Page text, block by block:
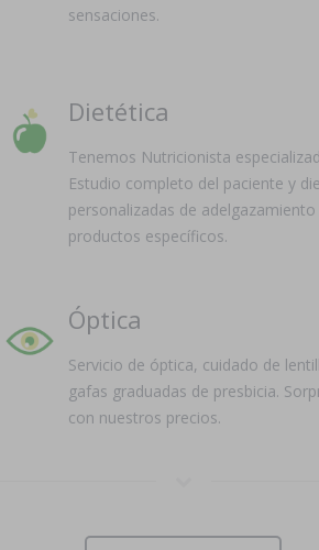
sensaciones.
Dietética
Tenemos Nutricionista
Estudio completo del paciente y
personalizadas de
productos específicos.
Óptica
Servicio de óptica, cuidado de
gafas graduadas de presbicia.
con nuestros precios.